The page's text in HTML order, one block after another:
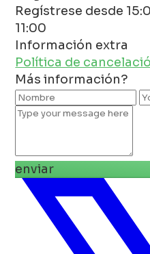
Regístrese desde
11:00
Información extra
Política de
Más información?
enviar